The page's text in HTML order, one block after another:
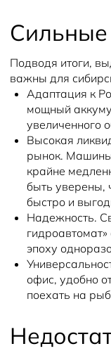
Подводя итоги,
важны для
Адаптация к
мощный
увеличенного
Высокая
рынок. Машины
крайне
быть уверены,
быстро и
Надежность.
эпоху
офис, удобно
поехать на